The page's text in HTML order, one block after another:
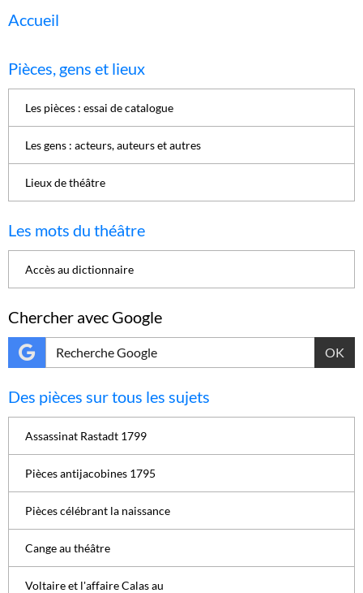
Accueil
Pièces, gens et lieux
Les pièces : essai de catalogue
Les gens : acteurs, auteurs et autres
Lieux de théâtre
Les mots du théâtre
Accès au dictionnaire
Chercher avec Google
OK
Des pièces sur tous les sujets
Assassinat Rastadt 1799
Pièces antijacobines 1795
Pièces célébrant la naissance
Cange au théâtre
Voltaire et l'affaire Calas au